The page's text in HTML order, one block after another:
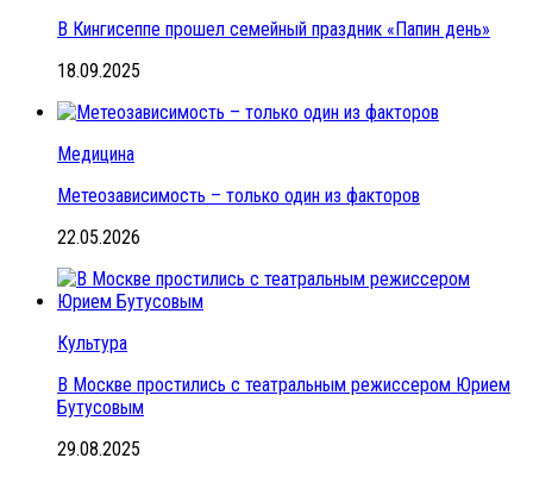
В Кингисеппе прошел семейный праздник «Папин день»
18.09.2025
Медицина
Метеозависимость – только один из факторов
22.05.2026
Культура
В Москве простились с театральным режиссером Юрием
Бутусовым
29.08.2025